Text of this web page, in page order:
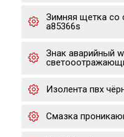
Зимняя щетка со
a85366s
Знак аварийный
Изолента пвх
Cмазка